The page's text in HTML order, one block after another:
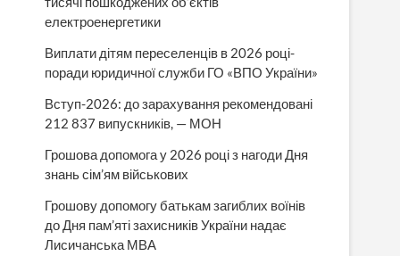
електроенергетики
Виплати дітям переселенців в 2026 році-
поради юридичної служби ГО «ВПО України»
Вступ-2026: до зарахування рекомендовані
212 837 випускників, — МОН
Грошова допомога у 2026 році з нагоди Дня
знань сім’ям військових
Грошову допомогу батькам загиблих воїнів
до Дня пам’яті захисників України надає
Лисичанська МВА